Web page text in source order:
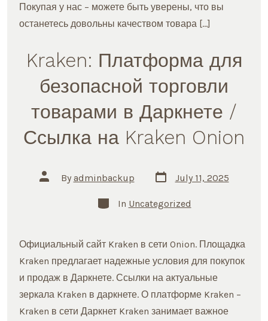
Покупая у нас – можете быть уверены, что вы
останетесь довольны качеством товара […]
Kraken: Платформа для
безопасной торговли
товарами в Даркнете /
Ссылка на Kraken Onion
Post
author
By adminbackup
Post
date
July 11, 2025
Categories
In Uncategorized
Официальный сайт Kraken в сети Onion. Площадка
Kraken предлагает надежные условия для покупок
и продаж в Даркнете. Ссылки на актуальные
зеркала Kraken в даркнете. О платформе Kraken –
Kraken в сети Даркнет Kraken занимает важное